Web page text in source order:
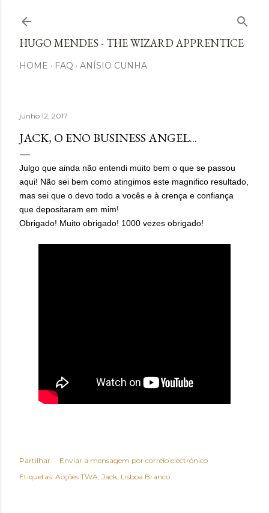
HUGO MENDES - THE WIZARD APPRENTICE
HOME FAQ ANÍSIO CUNHA
junho 12, 2017
JACK, O ENO BUSINESS ANGEL...
Julgo que ainda não entendi muito bem o que se passou
aqui! Não sei bem como atingimos este magnifico resultado,
mas sei que o devo todo a vocês e à crença e confiança
que depositaram em mim!
Obrigado! Muito obrigado! 1000 vezes obrigado!
Partilhar
Enviar a mensagem por correio electrónico
Etiquetas: Acções TWA Jack Lisboa Branco